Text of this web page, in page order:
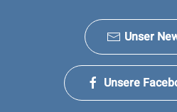
Unser
Unsere